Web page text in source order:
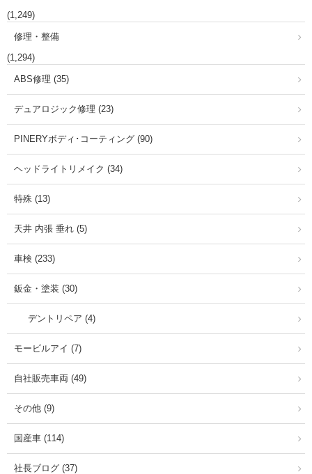
(1,249)
修理・整備
(1,294)
ABS修理 (35)
デュアロジック修理 (23)
PINERYボディ･コーティング (90)
ヘッドライトリメイク (34)
特殊 (13)
天井 内張 垂れ (5)
車検 (233)
鈑金・塗装 (30)
デントリペア (4)
モービルアイ (7)
自社販売車両 (49)
その他 (9)
国産車 (114)
社長ブログ (37)